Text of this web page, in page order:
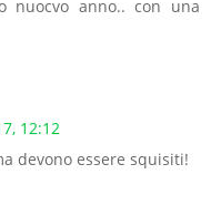
nuocvo anno.. con una
12:12
devono essere squisiti!